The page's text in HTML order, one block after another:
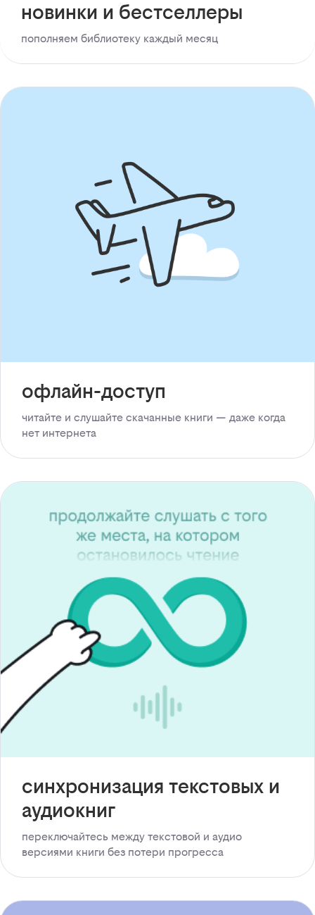
новинки и бестселлеры
пополняем библиотеку каждый месяц
офлайн-доступ
читайте и слушайте скачанные книги — даже когда
нет интернета
синхронизация текстовых и
аудиокниг
переключайтесь между текстовой и аудио
версиями книги без потери прогресса